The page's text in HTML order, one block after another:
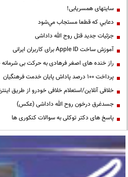
سایتهای همسریابی!
دعايي كه قطعا مستجاب مي‌شود
جزئیات جدید قتل روح الله داداشی
آموزش ساخت Apple ID برای کاربران ایرانی
راز خنده های اصغر فرهادی به حرکت بی
پرداخت ۱۰۰ درصد پاداش پایان خدمت فرهنگیان
خلافی آنلاین/استعلام خلافی خودرو از طریق
جسدغرق درخون روح الله داداشی (عکس)
پاسخ های دکتر توکلی به سوالات کنکوری ها